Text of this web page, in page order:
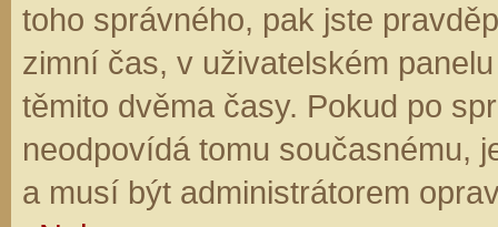
toho správného, pak jste
zimní čas, v uživatelském
těmito dvěma časy. Pokud po
neodpovídá tomu současnému,
a musí být administrátorem